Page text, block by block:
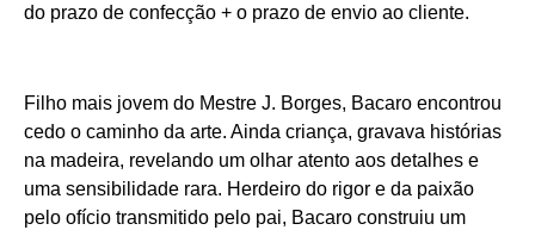
do prazo de confecção + o prazo de envio ao cliente.
Filho mais jovem do Mestre J. Borges, Bacaro encontrou
cedo o caminho da arte. Ainda criança, gravava histórias
na madeira, revelando um olhar atento aos detalhes e
uma sensibilidade rara. Herdeiro do rigor e da paixão
pelo ofício transmitido pelo pai, Bacaro construiu um